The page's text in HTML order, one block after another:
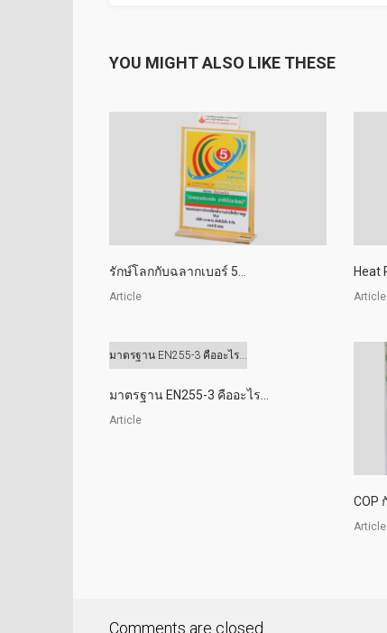
YOU MIGHT ALSO LIKE THESE
รักษ์โลกกับฉลากเบอร์ 5...
Article
Heat
Article
มาตรฐาน EN255-3 คืออะไร...
มาตรฐาน EN255-3 คืออะไร...
Article
COP
Article
Comments are closed.